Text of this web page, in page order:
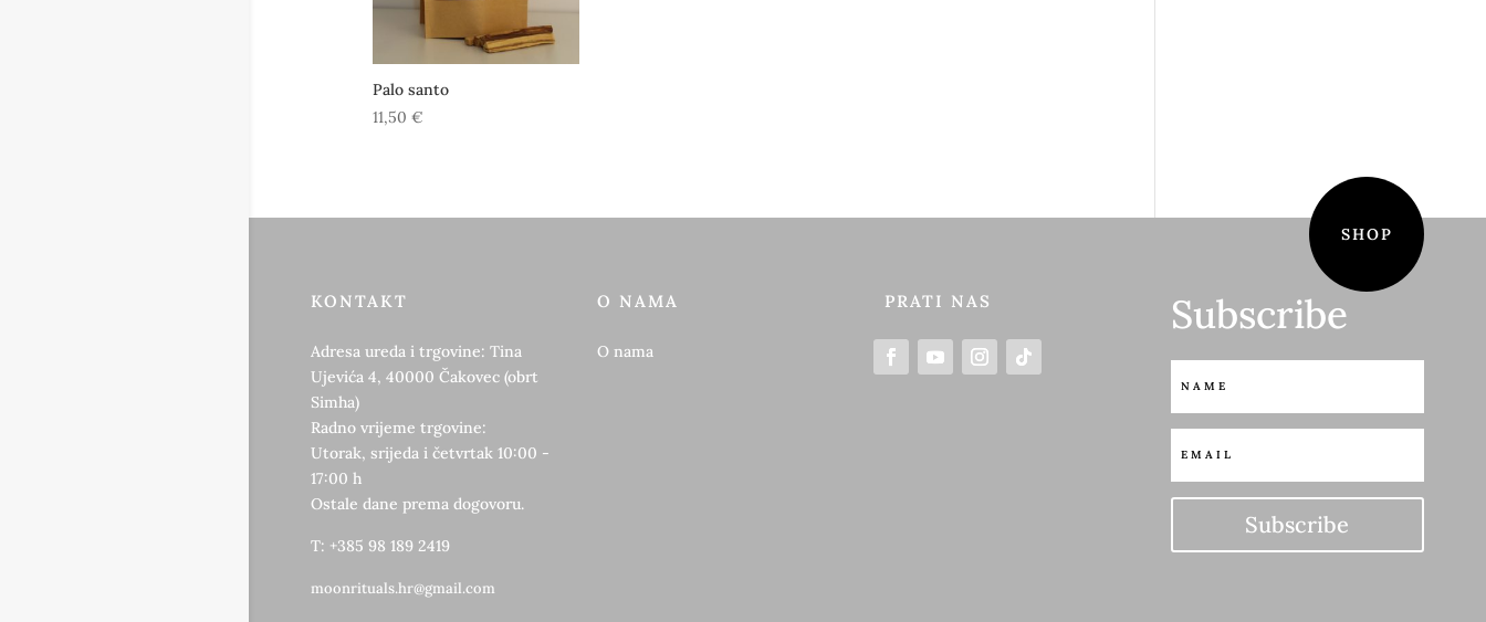
Palo santo
11,50 €
KONTAKT
Adresa ureda i trgovine: Tina
Ujevića 4, 40000 Čakovec (obrt
Simha)
Radno vrijeme trgovine:
Utorak, srijeda i četvrtak 10:00 -
17:00 h
Ostale dane prema dogovoru.
T: +385 98 189 2419
moonrituals.hr@gmail.com
O NAMA
O nama
PRATI NAS
SHOP
Subscribe
Subscribe